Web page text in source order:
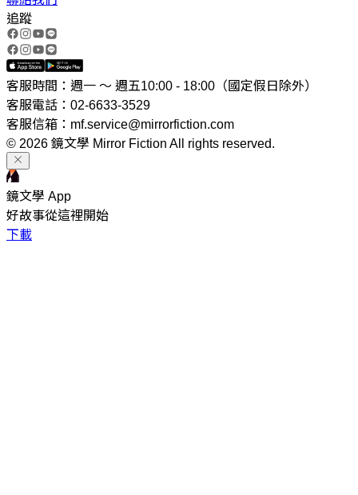
追蹤
客服時間：週一 ～ 週五10:00 - 18:00（國定假日除外）
客服電話：02-6633-3529
客服信箱：mf.service@mirrorfiction.com
© 2026 鏡文學 Mirror Fiction All rights reserved.
鏡文學 App
好故事從這裡開始
下載